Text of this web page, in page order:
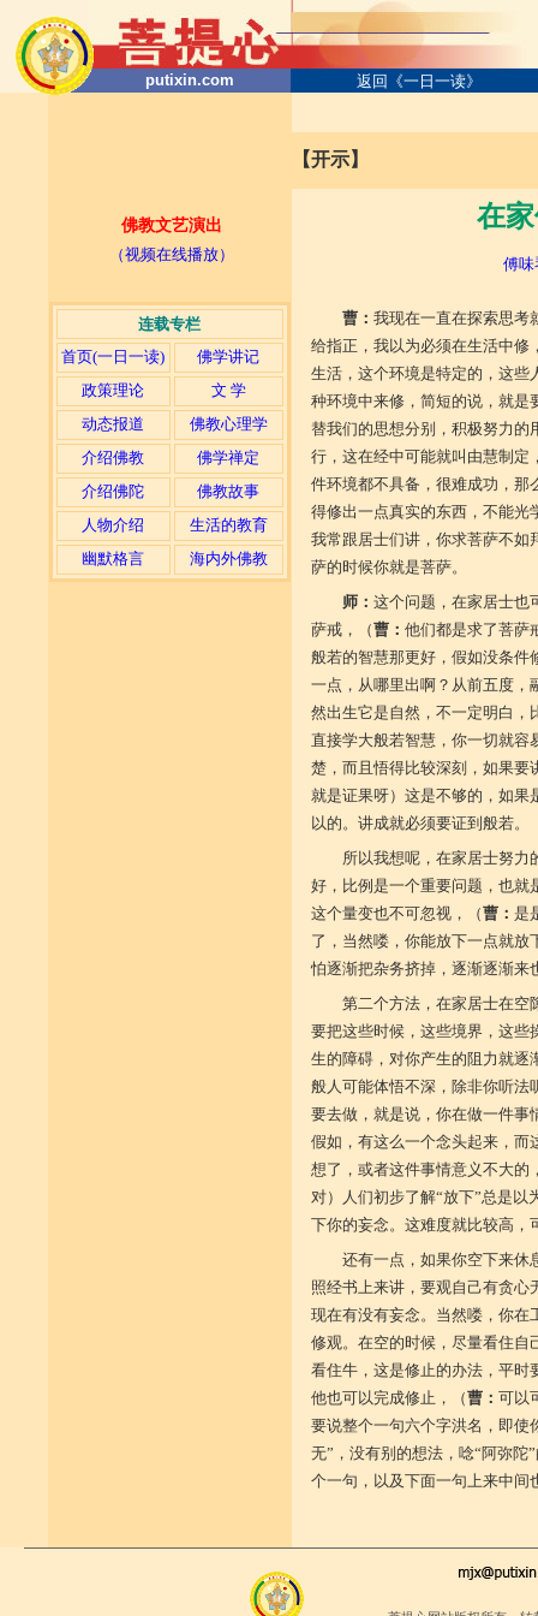
putixin.com 返回《一日一读》
佛教文艺演出
（视频在线播放）
连载专栏
首页(一日一读)
佛学讲记
政策理论
文 学
动态报道
佛教心理学
介绍佛教
佛学禅定
介绍佛陀
佛教故事
人物介绍
生活的教育
幽默格言
海内外佛教
【开示】
在
傅味
曹： 我现在一直在探索思考
给指正，我以为必须在生活中修
生活，这个环境是特定的，这些
种环境中来修，简短的说，就是
替我们的思想分别，积极努力的
行，这在经中可能就叫由慧制定
件环境都不具备，很难成功，那
得修出一点真实的东西，不能光
我常跟居士们讲，你求菩萨不如
萨的时候你就是菩萨。
师： 这个问题，在家居士也
萨戒，（曹： 他们都是求了菩萨
般若的智慧那更好，假如没条件
一点，从哪里出啊？从前五度，
然出生它是自然，不一定明白，
直接学大般若智慧，你一切就容
楚，而且悟得比较深刻，如果要
就是证果呀）这是不够的，如果
以的。讲成就必须要证到般若。
所以我想呢，在家居士努力
好，比例是一个重要问题，也就
这个量变也不可忽视，（曹： 是
了，当然喽，你能放下一点就
怕逐渐把杂务挤掉，逐渐逐渐来
第二个方法，在家居士在空
要把这些时候，这些境界，这些
生的障碍，对你产生的阻力就逐
般人可能体悟不深，除非你听法
要去做，就是说，你在做一件事
假如，有这么一个念头起来，而
想了，或者这件事情意义不大的
对）人们初步了解“放下”总是
下你的妄念。这难度就比较高，
还有一点，如果你空下来休
照经书上来讲，要观自己有贪
现在有没有妄念。当然喽，你在
修观。在空的时候，尽量看住自
看住牛，这是修止的办法，平时
他也可以完成修止，（曹： 可以
要说整个一句六个字洪名，即使
无”，没有别的想法，唸“阿弥陀
个一句，以及下面一句上来中间